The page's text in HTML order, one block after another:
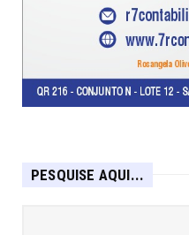
PESQUISE AQUI...